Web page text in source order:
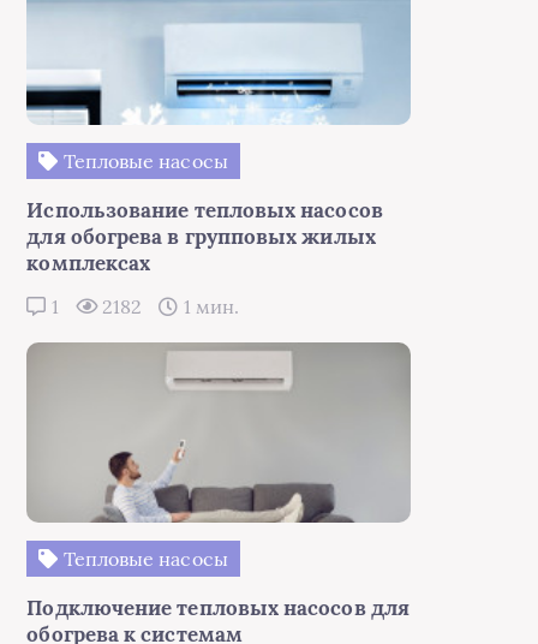
Тепловые насосы
Использование тепловых насосов
для обогрева в групповых жилых
комплексах
1 2182 1 мин.
Тепловые насосы
Подключение тепловых насосов для
обогрева к системам